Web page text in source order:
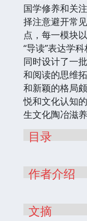
国学修养和关
择注意避开常
点，每一模块
“导读”表达学
同时设计了一
和阅读的思维
和新颖的格局
悦和文化认知
生文化陶冶滋
目录
作者介绍
文摘